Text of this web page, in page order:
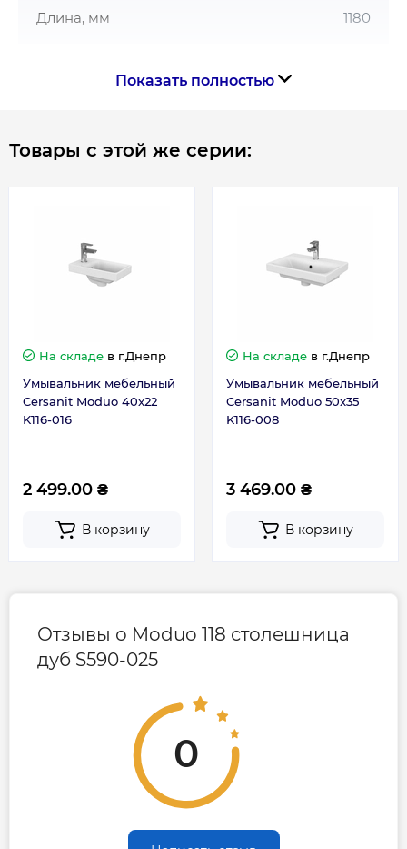
Длина, мм 1180
Показать полностью
Товары с этой же серии:
На складе в г.Днепр
Умывальник мебельный
Cersanit Moduo 40x22
K116-016
2 499.00 ₴
В корзину
На складе в г.Днепр
Умывальник мебельный
Cersanit Moduo 50x35
K116-008
3 469.00 ₴
В корзину
Отзывы о Moduo 118 столешница
дуб S590-025
0